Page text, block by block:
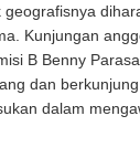
Kunjungan
B Benny
dan
dalam